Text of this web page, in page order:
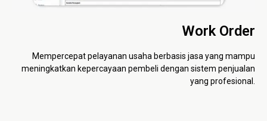
Work Order
Mempercepat pelayanan usaha berbasis jasa yang mampu
meningkatkan kepercayaan pembeli dengan sistem penjualan
yang profesional.